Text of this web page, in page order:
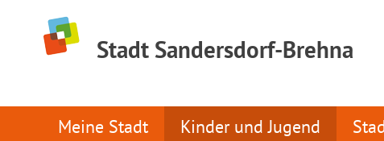
Stadt Sandersdorf-Brehna
Meine Stadt Kinder und Jugend